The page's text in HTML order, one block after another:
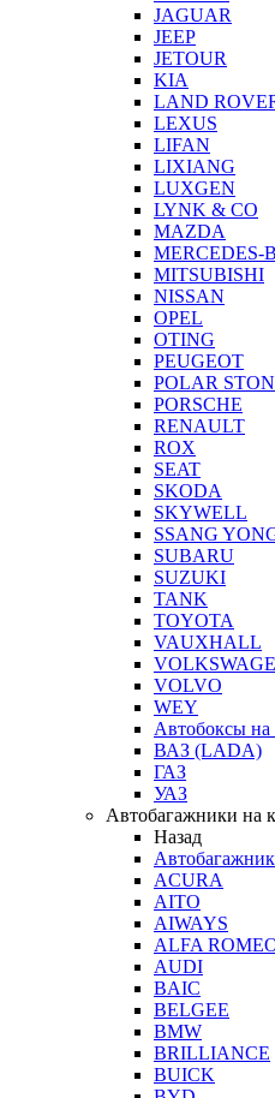
JAGUAR
JEEP
JETOUR
KIA
LAND
LEXUS
LIFAN
LIXIANG
LUXGEN
LYNK & CO
MAZDA
MERCEDES-
MITSUBISHI
NISSAN
OPEL
OTING
PEUGEOT
POLAR
PORSCHE
RENAULT
ROX
SEAT
SKODA
SKYWELL
SSANG
SUBARU
SUZUKI
TANK
TOYOTA
VAUXHALL
VOLVO
WEY
Автобоксы
ВАЗ (LADA)
ГАЗ
УАЗ
Автобагажники на
Назад
ACURA
AITO
AIWAYS
ALFA
AUDI
BAIC
BELGEE
BMW
BRILLIANCE
BUICK